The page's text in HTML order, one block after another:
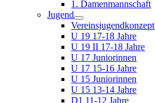
1. Damenmannschaft
Jugend
Vereinsjugendkonzept
U 19 17-18 Jahre
U 19 II 17-18 Jahre
U 17 Juniorinnen
U 17 15-16 Jahre
U 15 Juniorinnen
U 15 13-14 Jahre
D1 11-12 Jahre